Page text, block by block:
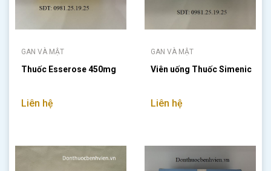
GAN VÀ MẬT
Thuốc Esserose 450mg
Liên hệ
GAN VÀ MẬT
Viên uống Thuốc Simenic
Liên hệ